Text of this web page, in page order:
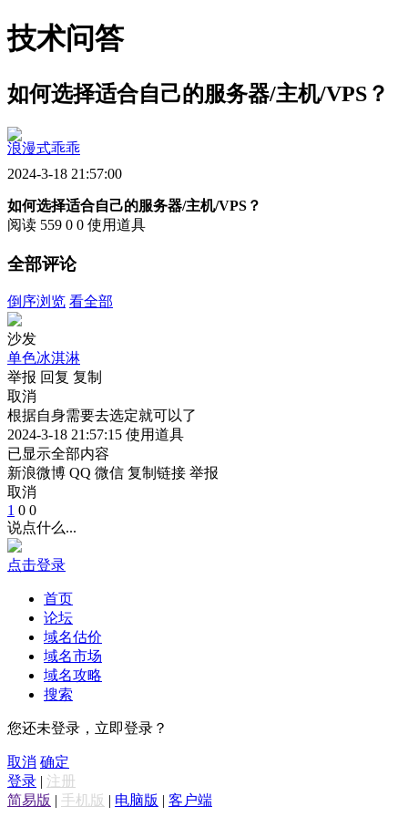
技术问答
如何选择适合自己的服务器/主机/VPS？
浪漫式乖乖
2024-3-18 21:57:00
如何选择适合自己的服务器/主机/VPS？
阅读 559 0 0 使用道具
全部评论
倒序浏览 看全部
沙发
单色冰淇淋
举报 回复 复制
取消
根据自身需要去选定就可以了
2024-3-18 21:57:15 使用道具
已显示全部内容
新浪微博 QQ 微信 复制链接 举报
取消
1 0 0
说点什么...
点击登录
首页
论坛
域名估价
域名市场
域名攻略
搜索
您还未登录，立即登录？
取消 确定
登录 | 注册
简易版 | 手机版 | 电脑版 | 客户端